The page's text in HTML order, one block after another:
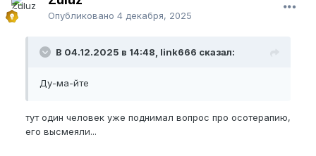
Опубликовано 4 декабря, 2025
В 04.12.2025 в 14:48, link666 сказал:
Ду-ма-йте
тут один человек уже поднимал вопрос про осотерапию,
его высмеяли...